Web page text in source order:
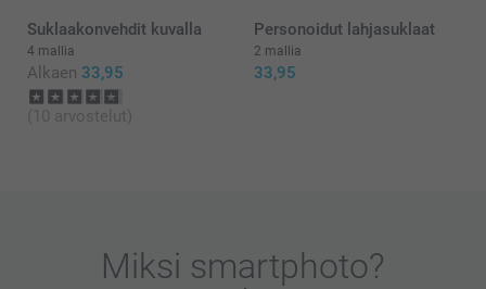
Suklaakonvehdit kuvalla
4 mallia
Alkaen 33,95
(10 arvostelut)
Personoidut lahjasuklaat
2 mallia
33,95
Miksi smartphoto?